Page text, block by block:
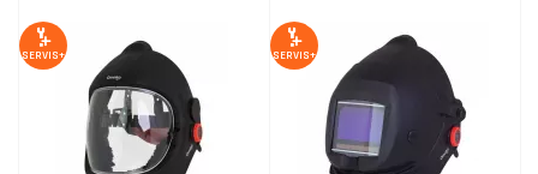
SERVIS+ SERVIS+